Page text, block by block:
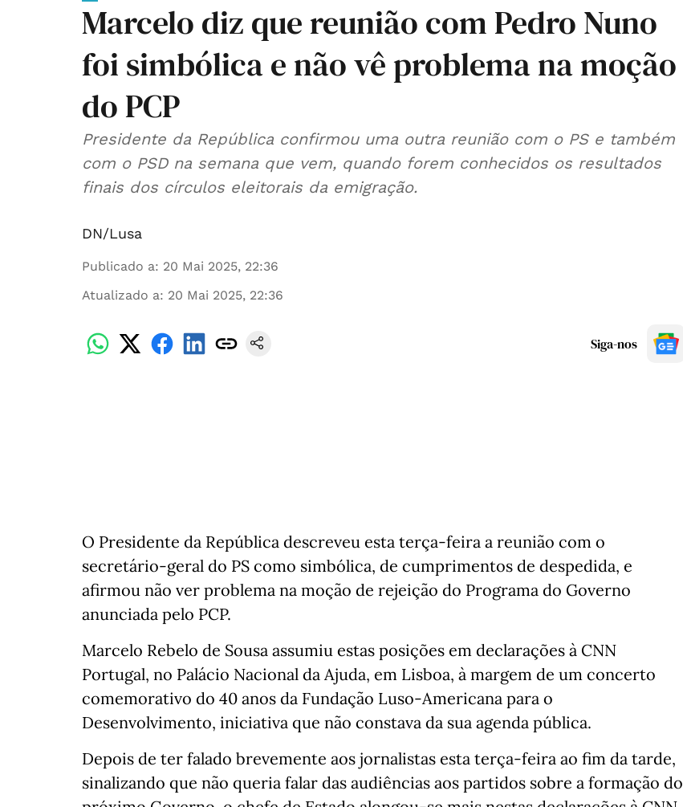
Marcelo diz que reunião com Pedro Nuno
foi simbólica e não vê problema na moção
do PCP
Presidente da República confirmou uma outra reunião com o PS e também
com o PSD na semana que vem, quando forem conhecidos os resultados
finais dos círculos eleitorais da emigração.
DN/Lusa
Publicado a: 20 Mai 2025, 22:36
Atualizado a: 20 Mai 2025, 22:36
Siga-nos
O Presidente da República descreveu esta terça-feira a reunião com o
secretário-geral do PS como simbólica, de cumprimentos de despedida, e
afirmou não ver problema na moção de rejeição do Programa do Governo
anunciada pelo PCP.
Marcelo Rebelo de Sousa assumiu estas posições em declarações à CNN
Portugal, no Palácio Nacional da Ajuda, em Lisboa, à margem de um concerto
comemorativo do 40 anos da Fundação Luso-Americana para o
Desenvolvimento, iniciativa que não constava da sua agenda pública.
Depois de ter falado brevemente aos jornalistas esta terça-feira ao fim da tarde,
sinalizando que não queria falar das audiências aos partidos sobre a formação do